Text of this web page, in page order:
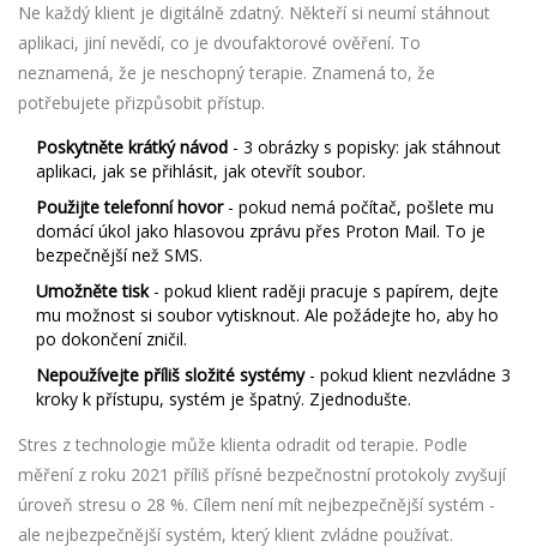
Ne každý klient je digitálně zdatný. Někteří si neumí stáhnout
aplikaci, jiní nevědí, co je dvoufaktorové ověření. To
neznamená, že je neschopný terapie. Znamená to, že
potřebujete přizpůsobit přístup.
Poskytněte krátký návod - 3 obrázky s popisky: jak stáhnout
aplikaci, jak se přihlásit, jak otevřít soubor.
Použijte telefonní hovor- pokud nemá počítač, pošlete mu
domácí úkol jako hlasovou zprávu přes Proton Mail. To je
bezpečnější než SMS.
Umožněte tisk- pokud klient raději pracuje s papírem, dejte
mu možnost si soubor vytisknout. Ale požádejte ho, aby ho
po dokončení zničil.
Nepoužívejte příliš složité systémy- pokud klient nezvládne 3
kroky k přístupu, systém je špatný. Zjednodušte.
Stres z technologie může klienta odradit od terapie. Podle
měření z roku 2021 příliš přísné bezpečnostní protokoly zvyšují
úroveň stresu o 28 %. Cílem není mít nejbezpečnější systém -
ale nejbezpečnější systém, který klient zvládne používat.